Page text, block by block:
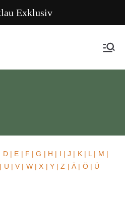
D| E | F |G | H | I |J | K| L | M |
| U | V | W| X | Y | Z | Ä | Ö | Ü
Exklusiv